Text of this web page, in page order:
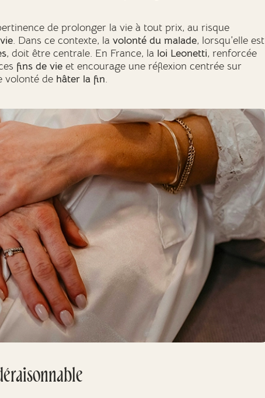
de prolonger la vie à tout prix, au risque
. Dans ce contexte, la volonté du malade, lorsqu’elle est
, doit être centrale. En France, la loi Leonetti, renforcée
fins de vie et encourage une réflexion centrée sur
volonté de hâter la fin.